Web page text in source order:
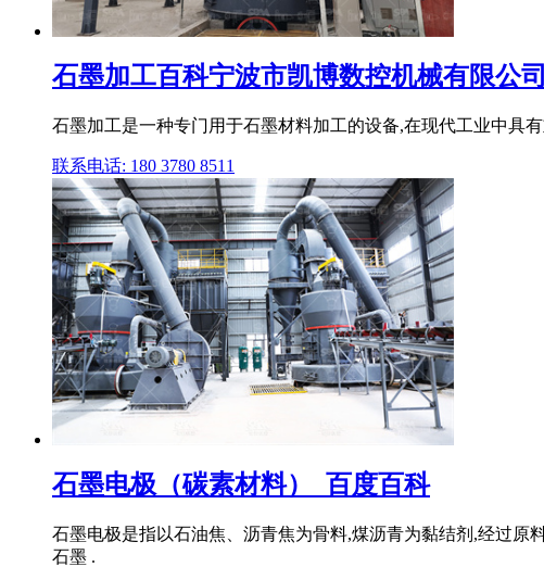
石墨加工百科宁波市凯博数控机械有限公司
石墨加工是一种专门用于石墨材料加工的设备,在现代工业中具
联系电话: 180 3780 8511
石墨电极（碳素材料）_百度百科
石墨电极是指以石油焦、沥青焦为骨料,煤沥青为黏结剂,经过
石墨 .